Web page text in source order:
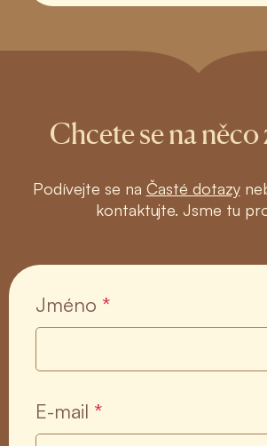
Chcete se na něco
Podívejte se na Časté dotazy
kontaktujte. Jsme tu
Jméno *
E-mail *